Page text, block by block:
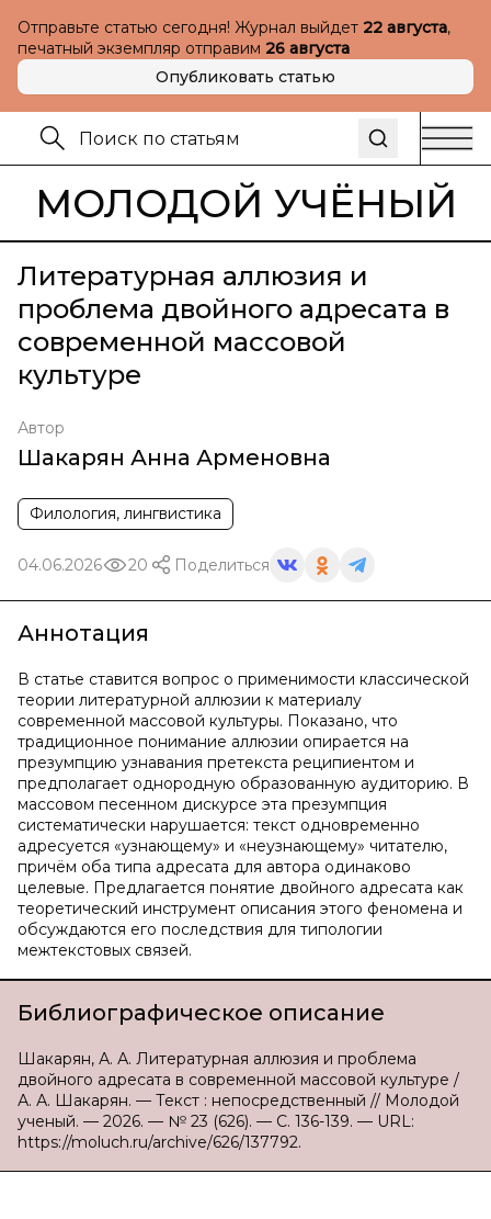
Отправьте статью сегодня! Журнал выйдет 22 августа,
печатный экземпляр отправим 26 августа
Опубликовать статью
МОЛОДОЙ УЧЁНЫЙ
Литературная аллюзия и
проблема двойного адресата в
современной массовой
культуре
Автор
Шакарян Анна Арменовна
Филология, лингвистика
04.06.2026 20 Поделиться
Аннотация
В статье ставится вопрос о применимости классической
теории литературной аллюзии к материалу
современной массовой культуры. Показано, что
традиционное понимание аллюзии опирается на
презумпцию узнавания претекста реципиентом и
предполагает однородную образованную аудиторию. В
массовом песенном дискурсе эта презумпция
систематически нарушается: текст одновременно
адресуется «узнающему» и «неузнающему» читателю,
причём оба типа адресата для автора одинаково
целевые. Предлагается понятие двойного адресата как
теоретический инструмент описания этого феномена и
обсуждаются его последствия для типологии
межтекстовых связей.
Библиографическое описание
Шакарян, А. А. Литературная аллюзия и проблема
двойного адресата в современной массовой культуре /
А. А. Шакарян. — Текст : непосредственный // Молодой
ученый. — 2026. — № 23 (626). — С. 136-139. — URL:
https://moluch.ru/archive/626/137792.